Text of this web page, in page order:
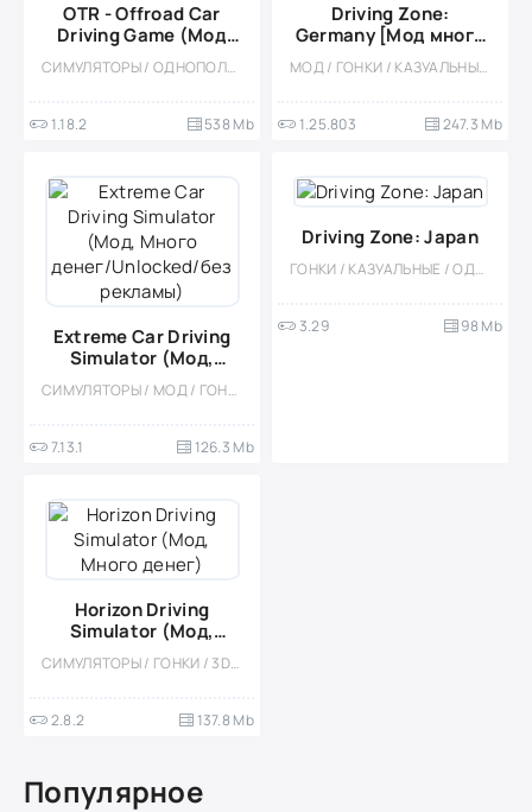
OTR - Offroad Car
Driving Game (Мод
много денег)
СИМУЛЯТОРЫ / ОДНОПОЛЬЗОВАТЕЛЬСКИЕ / СТИЛИЗАЦИЯ / ОФЛАЙН / МОД / 3D / ЭКСТРЕМАЛЬНАЯ ЕЗДА / ВСТРОЕННЫЙ КЕШ / СОРЕВНОВАТЕЛЬНАЯ / МНОГОПОЛЬЗОВАТЕЛЬСКАЯ / PVP
1.18.2 538 Mb
Driving Zone:
Germany [Мод много
денег]
МОД / ГОНКИ / КАЗУАЛЬНЫЕ / СТИЛИЗАЦИЯ / ОДНОПОЛЬЗОВАТЕЛЬСКИЕ / 3D / СИМУЛЯТОРЫ / ФИЗИКА / ОФЛАЙН / ВСТРОЕННЫЙ КЕШ
1.25.803 247.3 Mb
Extreme Car Driving
Simulator (Мод,
Много
денег/Unlocked/без
СИМУЛЯТОРЫ / МОД / ГОНКИ / КАЗУАЛЬНЫЕ / СТИЛИЗАЦИЯ / ОФЛАЙН / ОДНОПОЛЬЗОВАТЕЛЬСКИЕ / ВСТРОЕННЫЙ КЕШ / 3D / РЕАЛИЗМ / ОТКРЫТЫЙ МИР
7.13.1 126.3 Mb
Driving Zone: Japan
ГОНКИ / КАЗУАЛЬНЫЕ / ОДНОПОЛЬЗОВАТЕЛЬСКИЕ / ОФЛАЙН / СТИЛИЗАЦИЯ / МОД / РЕАЛИЗМ / ФИЗИКА / 3D
3.29 98 Mb
Horizon Driving
Simulator (Мод,
Много денег)
СИМУЛЯТОРЫ / ГОНКИ / 3D / ОДНОПОЛЬЗОВАТЕЛЬСКИЕ / ДРИФТ / ОФЛАЙН / ВСТРОЕННЫЙ КЕШ / МОД / АРКАДЫ / ОТКРЫТЫЙ МИР
2.8.2 137.8 Mb
Популярное